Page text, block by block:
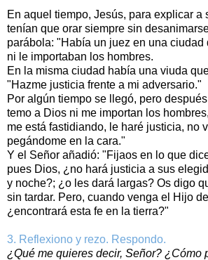
En aquel tiempo, Jesús, para explicar a
tenían que orar siempre sin
parábola: "Había un juez en una ciudad
ni le importaban los hombres.
En la misma ciudad había una viuda
"Hazme justicia frente a mi adversario."
Por algún tiempo se llegó, pero
temo a Dios ni me importan los
me está fastidiando, le haré justicia, no
pegándome en la cara."
Y el Señor añadió: "Fijaos en lo que
pues Dios, ¿no hará justicia a sus
y noche?; ¿o les dará largas? Os digo
sin tardar. Pero, cuando venga el Hijo
¿encontrará esta fe en la tierra?"
3. Reflexiono y rezo. Respondo.
¿Qué me quieres decir, Señor? ¿Cómo